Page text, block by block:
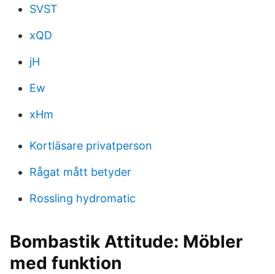
SVST
xQD
jH
Ew
xHm
Kortläsare privatperson
Rågat mått betyder
Rossling hydromatic
Bombastik Attitude: Möbler
med funktion